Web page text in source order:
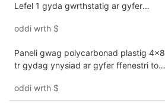
Lefel 1 gyda gwrthstatig ar gyfer
oddi wrth $
Paneli gwag polycarbonad plastig 4x8
tr gydag ynysiad ar gyfer ffenestri to
oddi wrth $